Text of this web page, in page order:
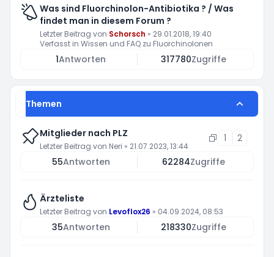
Was sind Fluorchinolon-Antibiotika ? / Was
findet man in diesem Forum ?
Letzter Beitrag von Schorsch » 29.01.2018, 19:40
Verfasst in Wissen und FAQ zu Fluorchinolonen
1Antworten 317780Zugriffe
Themen
Mitglieder nach PLZ
Letzter Beitrag von Neri » 21.07.2023, 13:44
1
2
55Antworten 62284Zugriffe
Ärzteliste
Letzter Beitrag von Levoflox26 » 04.09.2024, 08:53
35Antworten 218330Zugriffe